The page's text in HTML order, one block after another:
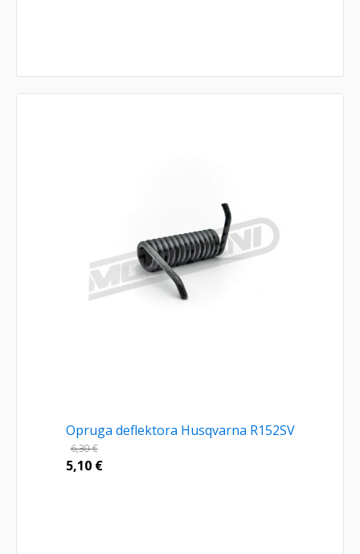
Opruga deflektora Husqvarna R152SV
6,30€
5,10 €